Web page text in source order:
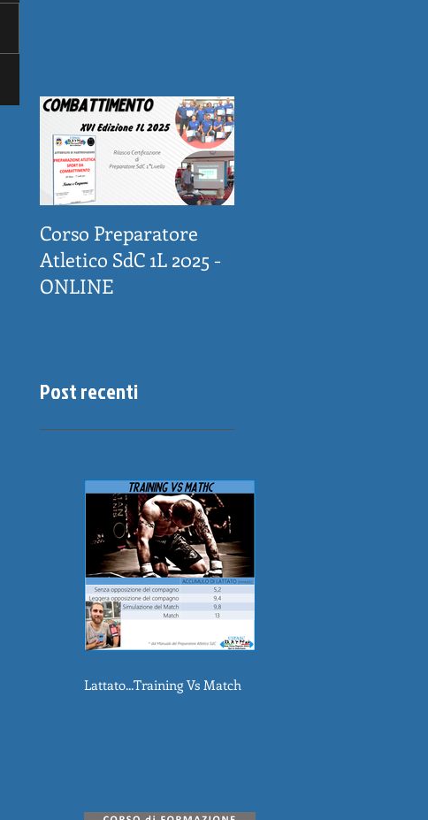
Corso Preparatore
Atletico SdC 1L 2025 -
ONLINE
Post recenti
Lattato...Training Vs Match